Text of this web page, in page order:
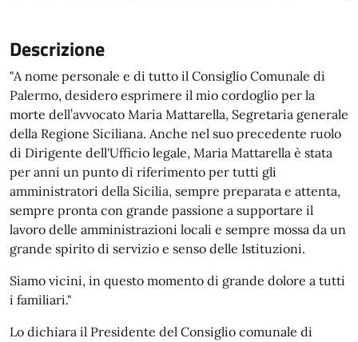
Descrizione
"A nome personale e di tutto il Consiglio Comunale di
Palermo, desidero esprimere il mio cordoglio per la
morte dell’avvocato Maria Mattarella, Segretaria generale
della Regione Siciliana. Anche nel suo precedente ruolo
di Dirigente dell'Ufficio legale, Maria Mattarella è stata
per anni un punto di riferimento per tutti gli
amministratori della Sicilia, sempre preparata e attenta,
sempre pronta con grande passione a supportare il
lavoro delle amministrazioni locali e sempre mossa da un
grande spirito di servizio e senso delle Istituzioni.
Siamo vicini, in questo momento di grande dolore a tutti
i familiari."
Lo dichiara il Presidente del Consiglio comunale di